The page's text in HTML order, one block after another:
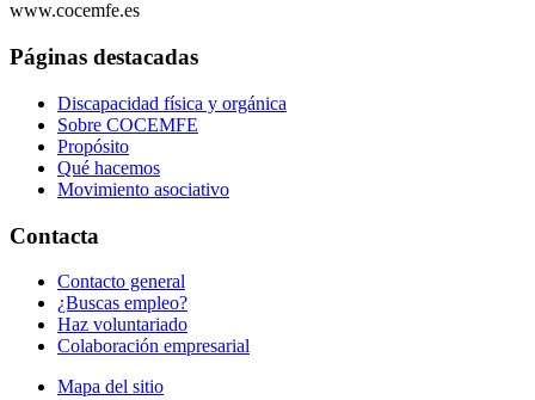
www.cocemfe.es
Páginas destacadas
Discapacidad física y orgánica
Sobre COCEMFE
Propósito
Qué hacemos
Movimiento asociativo
Contacta
Contacto general
¿Buscas empleo?
Haz voluntariado
Colaboración empresarial
Mapa del sitio